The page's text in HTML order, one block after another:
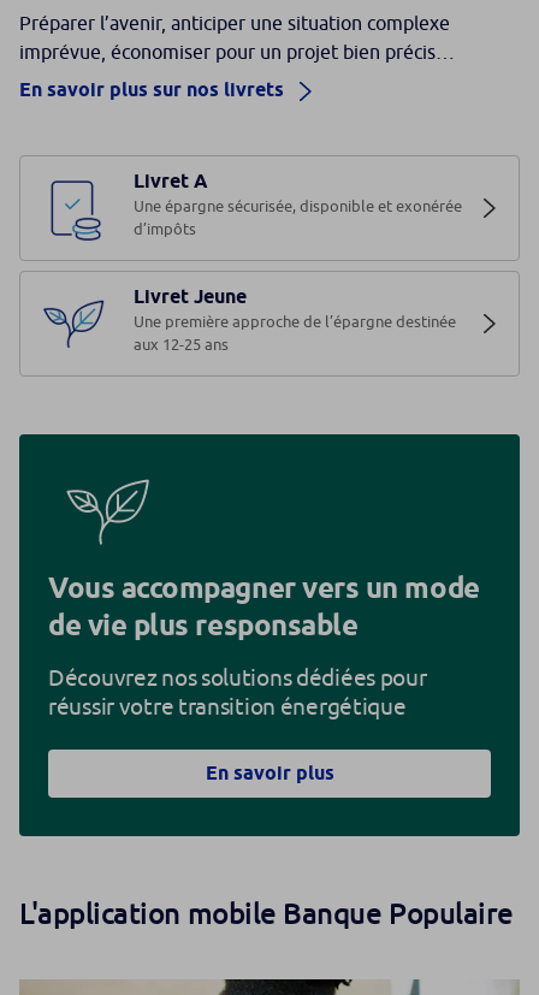
Préparer l’avenir, anticiper une situation complexe
imprévue, économiser pour un projet bien précis…
En savoir plus sur nos livrets
Livret A
Une épargne sécurisée, disponible et exonérée
d’impôts
Livret Jeune
Une première approche de l’épargne destinée
aux 12-25 ans
Vous accompagner vers un mode
de vie plus responsable
Découvrez nos solutions dédiées pour
réussir votre transition énergétique
En savoir plus
L'application mobile Banque Populaire